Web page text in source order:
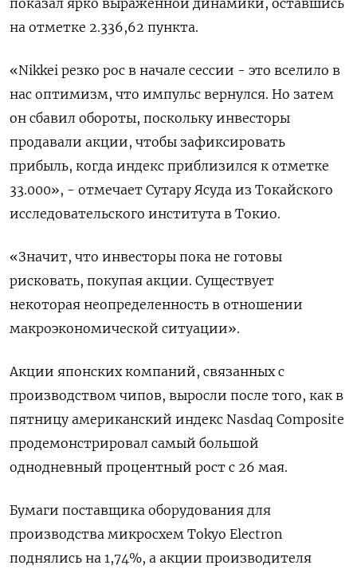
показал ярко выраженной динамики, оставшись
на отметке 2.336,62 пункта.
«Nikkei резко рос в начале сессии - это вселило в
нас оптимизм, что импульс вернулся. Но затем
он сбавил обороты, поскольку инвесторы
продавали акции, чтобы зафиксировать
прибыль, когда индекс приблизился к отметке
33.000», - отмечает Сутару Ясуда из Токайского
исследовательского института в Токио.
«Значит, что инвесторы пока не готовы
рисковать, покупая акции. Существует
некоторая неопределенность в отношении
макроэкономической ситуации».
Акции японских компаний, связанных с
производством чипов, выросли после того, как в
пятницу американский индекс Nasdaq Composite
продемонстрировал самый большой
однодневный процентный рост с 26 мая.
Бумаги поставщика оборудования для
производства микросхем Tokyo Electron
поднялись на 1,74%, а акции производителя